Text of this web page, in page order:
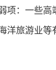
：一些高
洋旅游业